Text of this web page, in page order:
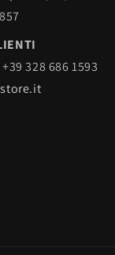
328 686 1593